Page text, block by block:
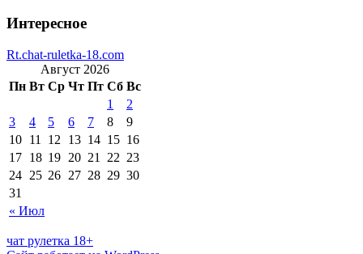
Интересное
Rt.chat-ruletka-18.com
Август 2026
Пн Вт Ср Чт Пт Сб Вс
« Июл
1
2
3
4 5 6 7 8
9
10 11 12 13 14 15 16
17 18 19 20 21 22 23
24 25 26 27 28 29 30
31
чат рулетка 18+